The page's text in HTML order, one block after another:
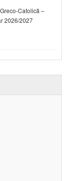
Catolică –
2026/2027